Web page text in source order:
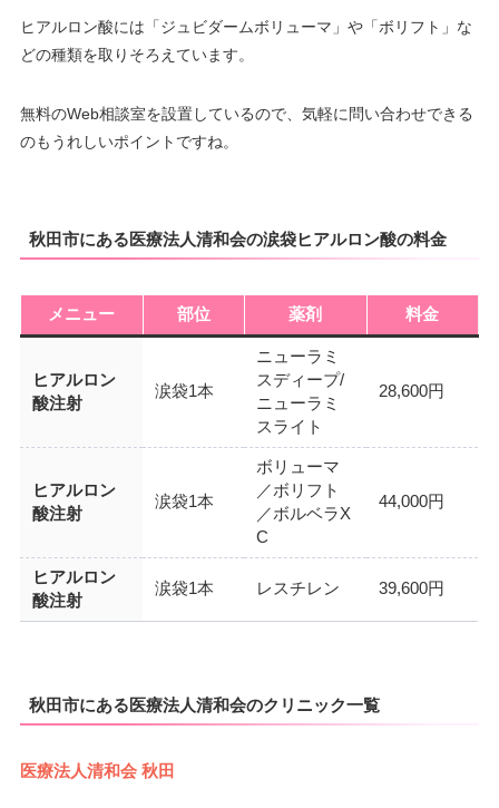
ヒアルロン酸には「ジュビダームボリューマ」や「ボリフト」な
どの種類を取りそろえています。
無料のWeb相談室を設置しているので、気軽に問い合わせできる
のもうれしいポイントですね。
秋田市にある医療法人清和会の涙袋ヒアルロン酸の料金
メニュー 部位 薬剤 料金
ヒアルロン
酸注射
涙袋1本
ニューラミ
スディープ/
ニューラミ
スライト
28,600円
ヒアルロン
酸注射
涙袋1本
ボリューマ
／ボリフト
／ボルベラX
C
44,000円
ヒアルロン
酸注射
涙袋1本 レスチレン 39,600円
秋田市にある医療法人清和会のクリニック一覧
医療法人清和会 秋田